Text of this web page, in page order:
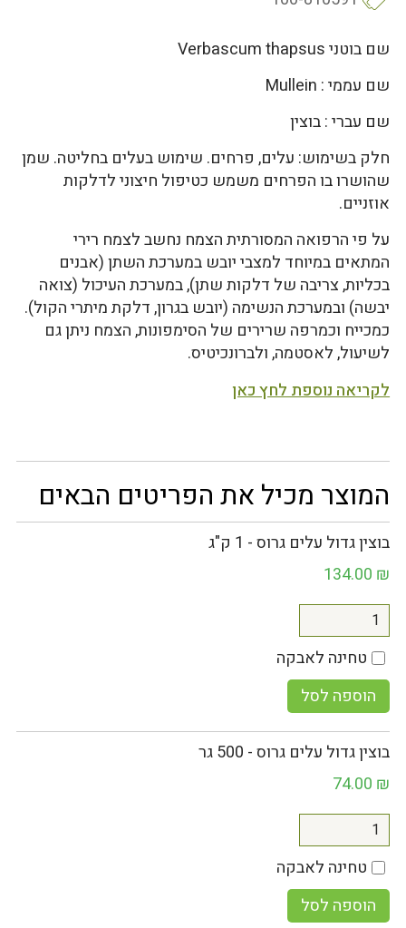
שם בוטני Verbascum thapsus
שם עממי : Mullein
שם עברי : בוצין
חלק בשימוש: עלים, פרחים. שימוש בעלים בחליטה. שמן
שהושרו בו הפרחים משמש כטיפול חיצוני לדלקות
אוזניים.
על פי הרפואה המסורתית הצמח נחשב לצמח רירי
המתאים במיוחד למצבי יובש במערכת השתן (אבנים
בכליות, צריבה של דלקות שתן), במערכת העיכול (צואה
יבשה) ובמערכת הנשימה (יובש בגרון, דלקת מיתרי הקול).
כמכייח וכמרפה שרירים של הסימפונות, הצמח ניתן גם
לשיעול, לאסטמה, ולברונכיטיס.
לקריאה נוספת לחץ כאן
המוצר מכיל את הפריטים הבאים
בוצין גדול עלים גרוס - 1 ק"ג
134.00 ₪
טחינה לאבקה
הוספה לסל
בוצין גדול עלים גרוס - 500 גר
74.00 ₪
טחינה לאבקה
הוספה לסל